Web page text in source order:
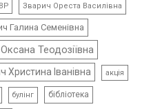
Зварич Ореста Василівна
Галина Семенівна
Теодозіївна
Христина Іванівна акція
булінг бібліотека